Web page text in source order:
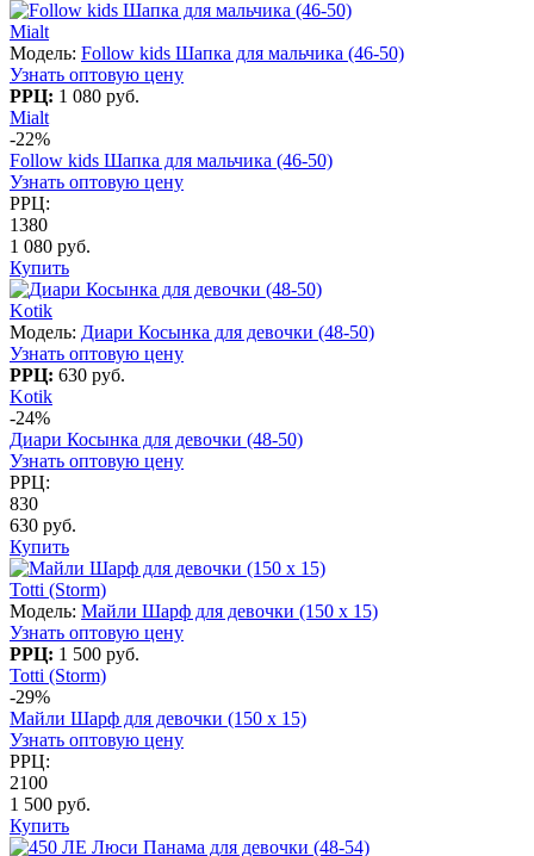
Mialt
Модель: Follow kids Шапка для мальчика (46-50)
Узнать оптовую цену
РРЦ: 1 080 руб.
Mialt
-22%
Follow kids Шапка для мальчика (46-50)
Узнать оптовую цену
РРЦ:
1380
1 080 руб.
Купить
Kotik
Модель: Диари Косынка для девочки (48-50)
Узнать оптовую цену
РРЦ: 630 руб.
Kotik
-24%
Диари Косынка для девочки (48-50)
Узнать оптовую цену
РРЦ:
830
630 руб.
Купить
Totti (Storm)
Модель: Майли Шарф для девочки (150 х 15)
Узнать оптовую цену
РРЦ: 1 500 руб.
Totti (Storm)
-29%
Майли Шарф для девочки (150 х 15)
Узнать оптовую цену
РРЦ:
2100
1 500 руб.
Купить